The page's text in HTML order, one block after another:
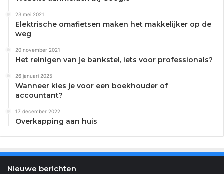
23 mei 2021
Elektrische omafietsen maken het makkelijker op de
weg
20 november 2021
Het reinigen van je bankstel, iets voor professionals?
26 januari 2025
Wanneer kies je voor een boekhouder of
accountant?
17 december 2022
Overkapping aan huis
Nieuwe berichten